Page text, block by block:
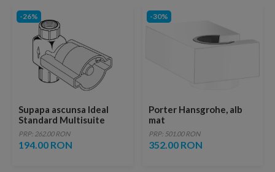
-26%
Supapa ascunsa Ideal
Standard Multisuite
PRP: 262.00 RON
194.00 RON
-30%
Porter Hansgrohe, alb
mat
PRP: 501.00 RON
352.00 RON